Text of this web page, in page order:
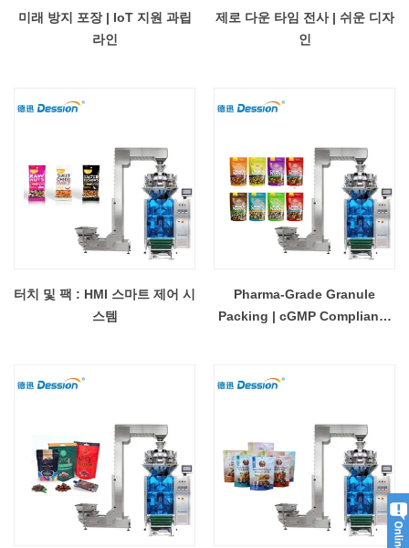
미래 방지 포장 | IoT 지원 과립
라인
제로 다운 타임 전사 | 쉬운 디자
인
터치 및 팩 : HMI 스마트 제어 시
스템
Pharma-Grade Granule
Packing | cGMP Compliant -